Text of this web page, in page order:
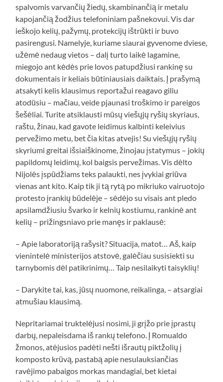
spalvomis varvančių žiedų, skambinančią ir metalu
kapojančią žodžius telefoniniam pašnekovui. Vis dar
ieškojo kelių, pažymų, protekcijų ištrūkti ir buvo
pasirengusi. Namelyje, kuriame siaurai gyvenome dviese,
užėmė nedaug vietos – dalį turto laikė lagamine,
miegojo ant kėdės prie lovos patupdžiusi rankinę su
dokumentais ir keliais būtiniausiais daiktais. Į prašymą
atsakyti kelis klausimus reportažui reagavo giliu
atodūsiu – mačiau, veide pjaunasi troškimo ir pareigos
šešėliai. Turite atsiklausti mūsų viešųjų ryšių skyriaus,
raštu, žinau, kad gavote leidimus kalbinti keleivius
pervežimo metu, bet čia kitas atvejis! Su viešųjų ryšių
skyriumi greitai išsiaiškinome, žinojau įstatymus – jokių
papildomų leidimų, kol baigsis pervežimas. Vis dėlto
Nijolės įspūdžiams teks palaukti, nes įvykiai griūva
vienas ant kito. Kaip tik ji tą rytą po mikriuko vairuotojo
protesto įrankių būdelėje – sėdėjo su visais ant pledo
apsilamdžiusiu švarko ir kelnių kostiumu, rankinė ant
kelių – prižingsniavo prie manęs ir paklausė:
– Apie laboratoriją rašysit? Situacija, matot… Aš, kaip
vienintelė ministerijos atstovė, galėčiau susisiekti su
tarnybomis dėl patikrinimų… Taip nesilaikyti taisyklių!
– Darykite tai, kas, jūsų nuomone, reikalinga, – atsargiai
atmušiau klausimą.
Nepritariamai truktelėjusi nosimi, ji grįžo prie įprastų
darbų, nepaleisdama iš rankų telefono. Į Romualdo
žmonos, atėjusios padėti nešti išrautų piktžolių į
komposto krūvą, pastabą apie nesulauksiančias
ravėjimo pabaigos morkas mandagiai, bet kietai